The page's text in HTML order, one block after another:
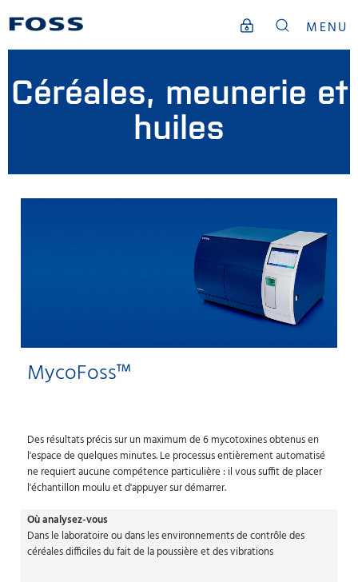
MENU
Céréales, meunerie et
huiles
MycoFoss™
Des résultats précis sur un maximum de 6 mycotoxines obtenus en
l'espace de quelques minutes. Le processus entièrement automatisé
ne requiert aucune compétence particulière : il vous suffit de placer
l'échantillon moulu et d'appuyer sur démarrer.
Où analysez-vous
Dans le laboratoire ou dans les environnements de contrôle des
céréales difficiles du fait de la poussière et des vibrations